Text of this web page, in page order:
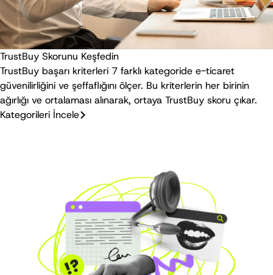
TrustBuy Skorunu Keşfedin
TrustBuy başarı kriterleri 7 farklı kategoride e-ticaret
güvenilirliğini ve şeffaflığını ölçer. Bu kriterlerin her birinin
ağırlığı ve ortalaması alınarak, ortaya TrustBuy skoru çıkar.
Kategorileri İncele